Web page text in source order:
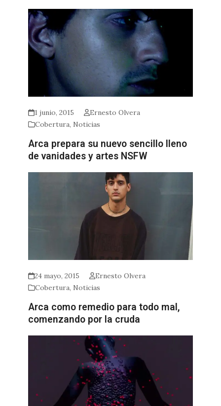
1 junio, 2015
Ernesto Olvera
Cobertura, Noticias
Arca prepara su nuevo sencillo lleno
de vanidades y artes NSFW
24 mayo, 2015
Ernesto Olvera
Cobertura, Noticias
Arca como remedio para todo mal,
comenzando por la cruda